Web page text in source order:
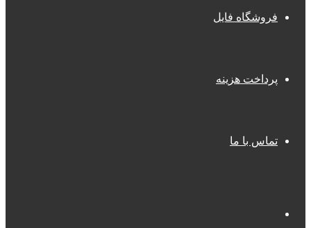
فروشگاه فایل
پرداخت هزینه
تماس با ما